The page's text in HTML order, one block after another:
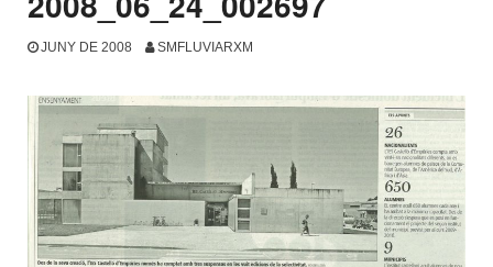
JUNY DE 2008 SMFLUVIARXM